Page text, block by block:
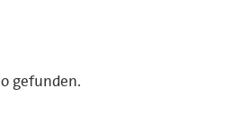
gefunden.